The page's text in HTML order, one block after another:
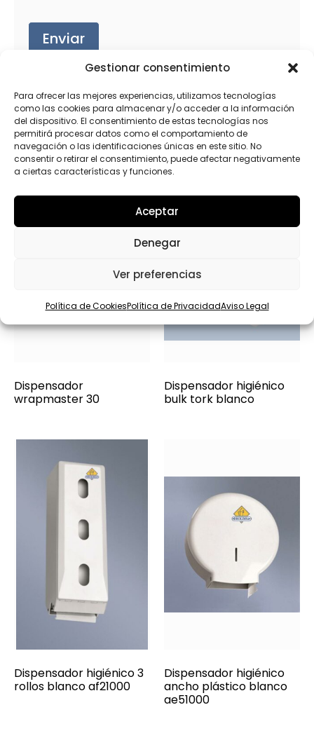
Gestionar consentimiento
Para ofrecer las mejores experiencias, utilizamos tecnologías
como las cookies para almacenar y/o acceder a la información
del dispositivo. El consentimiento de estas tecnologías nos
permitirá procesar datos como el comportamiento de
navegación o las identificaciones únicas en este sitio. No
consentir o retirar el consentimiento, puede afectar negativamente
a ciertas características y funciones.
Aceptar
Denegar
Ver preferencias
Política de CookiesPolítica de PrivacidadAviso Legal
*
Enviar
Productos relacionados
Dispensador
wrapmaster 30
Dispensador higiénico
bulk tork blanco
Dispensador higiénico 3
rollos blanco af21000
Dispensador higiénico
ancho plástico blanco
ae51000